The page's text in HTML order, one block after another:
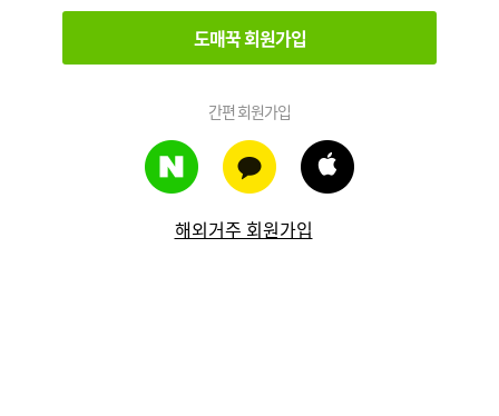
도매꾹 회원가입
간편 회원가입
해외거주 회원가입